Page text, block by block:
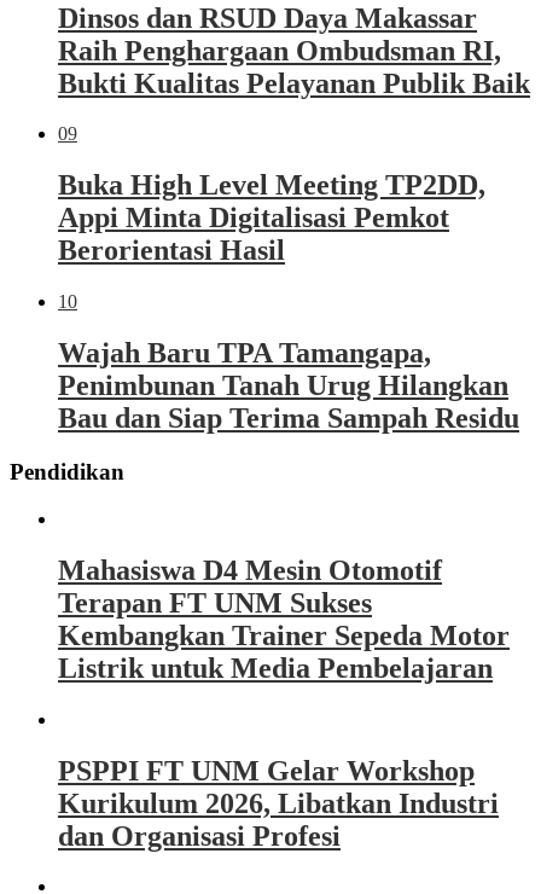
Dinsos dan RSUD Daya Makassar
Raih Penghargaan Ombudsman RI,
Bukti Kualitas Pelayanan Publik Baik
09
Buka High Level Meeting TP2DD,
Appi Minta Digitalisasi Pemkot
Berorientasi Hasil
10
Wajah Baru TPA Tamangapa,
Penimbunan Tanah Urug Hilangkan
Bau dan Siap Terima Sampah Residu
Pendidikan
Mahasiswa D4 Mesin Otomotif
Terapan FT UNM Sukses
Kembangkan Trainer Sepeda Motor
Listrik untuk Media Pembelajaran
PSPPI FT UNM Gelar Workshop
Kurikulum 2026, Libatkan Industri
dan Organisasi Profesi